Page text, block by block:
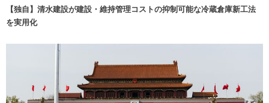
【独自】清水建設が建設・維持管理コストの抑制可能な冷蔵倉庫新工法
を実用化